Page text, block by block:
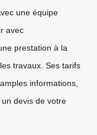
une équipe
avec
prestation à la
travaux. Ses tarifs
informations,
un devis de votre